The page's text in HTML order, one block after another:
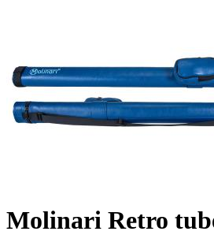
Molinari Retro